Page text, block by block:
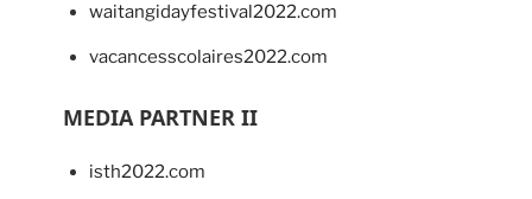
waitangidayfestival2022.com
vacancesscolaires2022.com
MEDIA PARTNER II
isth2022.com